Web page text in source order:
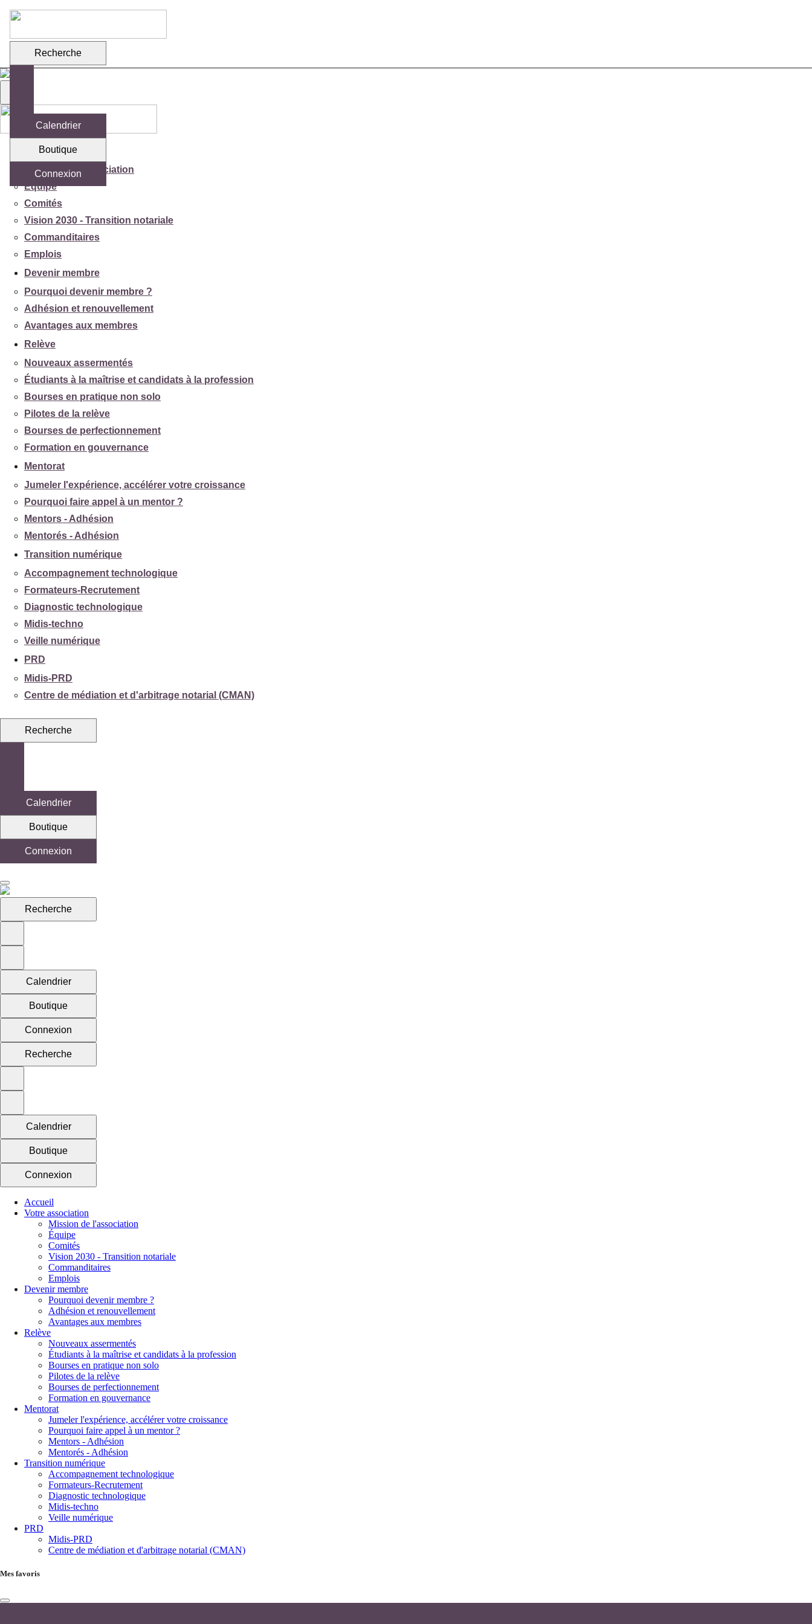
Recherche
Calendrier
Boutique
Connexion
Votre association
Mission de l'association
Équipe
Comités
Vision 2030 - Transition notariale
Commanditaires
Emplois
Devenir membre
Pourquoi devenir membre ?
Adhésion et renouvellement
Avantages aux membres
Relève
Nouveaux assermentés
Étudiants à la maîtrise et candidats à la profession
Bourses en pratique non solo
Pilotes de la relève
Bourses de perfectionnement
Formation en gouvernance
Mentorat
Jumeler l'expérience, accélérer votre croissance
Pourquoi faire appel à un mentor ?
Mentors - Adhésion
Mentorés - Adhésion
Transition numérique
Accompagnement technologique
Formateurs-Recrutement
Diagnostic technologique
Midis-techno
Veille numérique
PRD
Midis-PRD
Centre de médiation et d'arbitrage notarial (CMAN)
Recherche
Calendrier
Boutique
Connexion
Recherche
Calendrier
Boutique
Connexion
Recherche
Calendrier
Boutique
Connexion
Accueil
Votre association
Mission de l'association
Équipe
Comités
Vision 2030 - Transition notariale
Commanditaires
Emplois
Devenir membre
Pourquoi devenir membre ?
Adhésion et renouvellement
Avantages aux membres
Relève
Nouveaux assermentés
Étudiants à la maîtrise et candidats à la profession
Bourses en pratique non solo
Pilotes de la relève
Bourses de perfectionnement
Formation en gouvernance
Mentorat
Jumeler l'expérience, accélérer votre croissance
Pourquoi faire appel à un mentor ?
Mentors - Adhésion
Mentorés - Adhésion
Transition numérique
Accompagnement technologique
Formateurs-Recrutement
Diagnostic technologique
Midis-techno
Veille numérique
PRD
Midis-PRD
Centre de médiation et d'arbitrage notarial (CMAN)
Mes favoris